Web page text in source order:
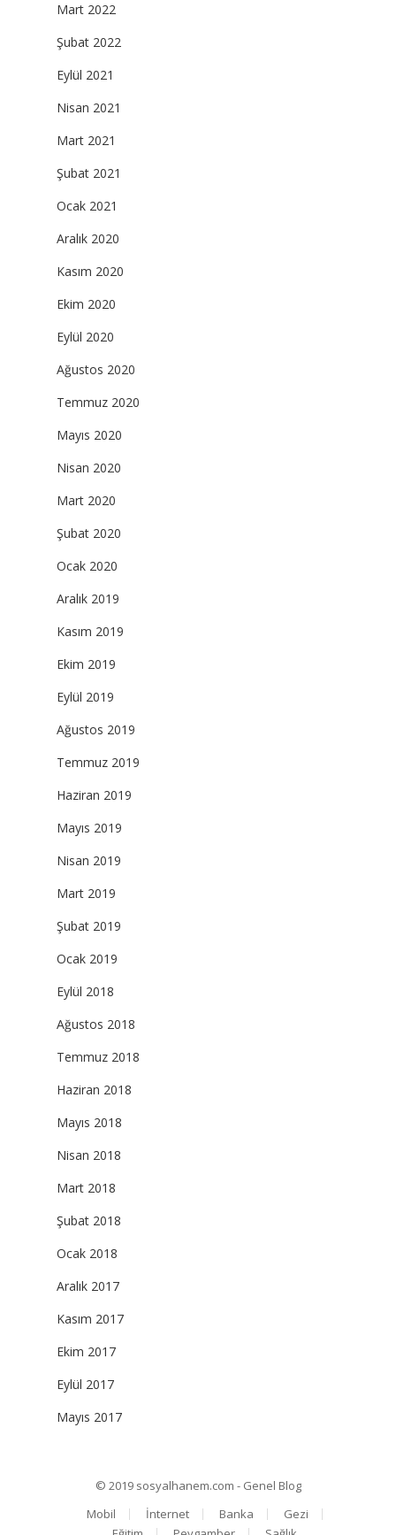
Mart 2022
Şubat 2022
Eylül 2021
Nisan 2021
Mart 2021
Şubat 2021
Ocak 2021
Aralık 2020
Kasım 2020
Ekim 2020
Eylül 2020
Ağustos 2020
Temmuz 2020
Mayıs 2020
Nisan 2020
Mart 2020
Şubat 2020
Ocak 2020
Aralık 2019
Kasım 2019
Ekim 2019
Eylül 2019
Ağustos 2019
Temmuz 2019
Haziran 2019
Mayıs 2019
Nisan 2019
Mart 2019
Şubat 2019
Ocak 2019
Eylül 2018
Ağustos 2018
Temmuz 2018
Haziran 2018
Mayıs 2018
Nisan 2018
Mart 2018
Şubat 2018
Ocak 2018
Aralık 2017
Kasım 2017
Ekim 2017
Eylül 2017
Mayıs 2017
© 2019 sosyalhanem.com - Genel Blog
Mobil
İnternet Banka
Gezi